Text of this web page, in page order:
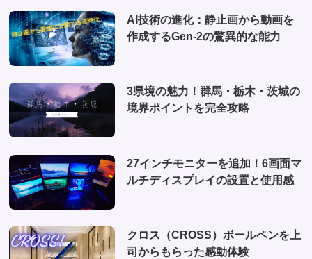
(2)
(4)
AI技術の進化：静止画から動画を
作成するGen-2の驚異的な能力
3県境の魅力！群馬・栃木・茨城の
境界ポイントを完全攻略
27インチモニターを追加！6画面マ
ルチディスプレイの設置と使用感
クロス（CROSS）ボールペンを上
司からもらった感動体験